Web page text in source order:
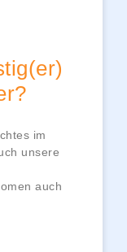
im
unsere
auch